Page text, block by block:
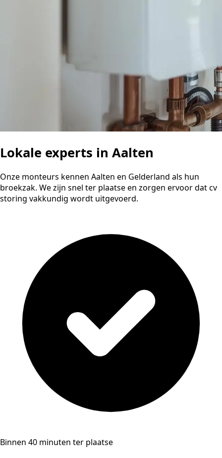
Lokale experts in Aalten
Onze monteurs kennen Aalten en Gelderland als hun
broekzak. We zijn snel ter plaatse en zorgen ervoor dat cv
storing vakkundig wordt uitgevoerd.
Binnen 40 minuten ter plaatse